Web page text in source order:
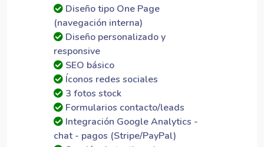
Diseño tipo One Page
(navegación interna)
Diseño personalizado y
responsive
SEO básico
Íconos redes sociales
3 fotos stock
Formularios contacto/leads
Integración Google Analytics -
chat - pagos (Stripe/PayPal)